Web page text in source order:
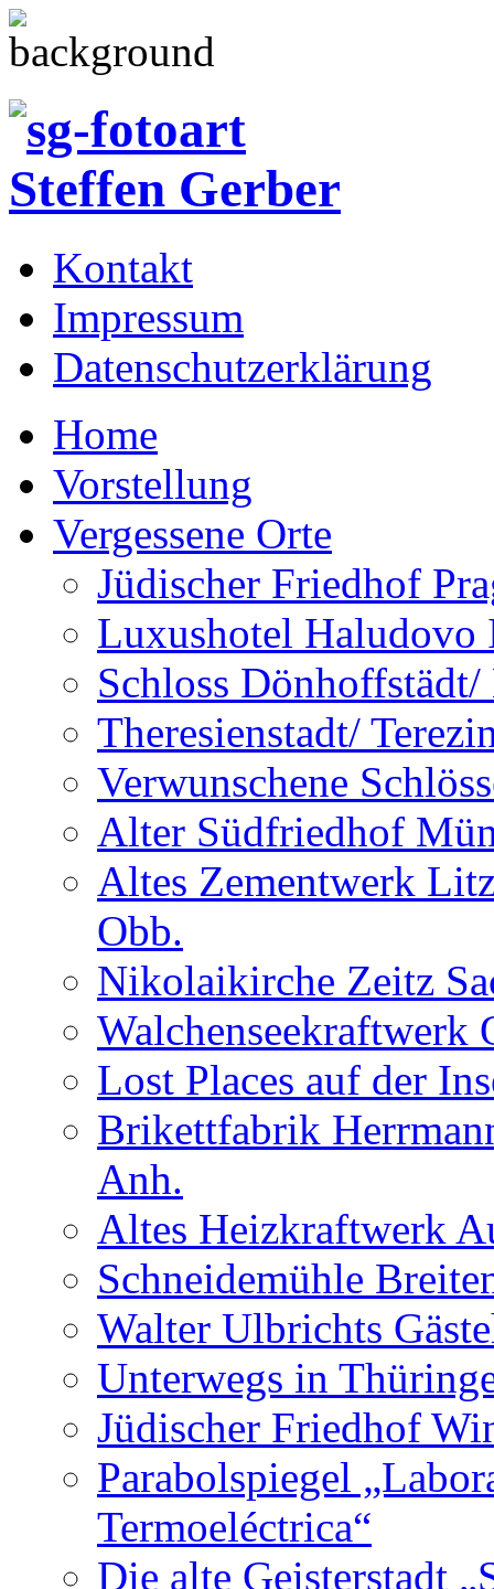
Kontakt
Impressum
Datenschutzerklärung
Home
Vorstellung
Vergessene Orte
Jüdischer Friedhof
Luxushotel
Schloss Dönhoffstädt/
Theresienstadt/
Verwunschene
Alter Südfriedhof
Altes Zementwerk
Obb.
Nikolaikirche Zeitz
Walchenseekraftwerk
Lost Places auf der
Brikettfabrik
Anh.
Altes Heizkraftwerk
Schneidemühle
Walter Ulbrichts
Unterwegs in
Jüdischer Friedhof
Parabolspiegel
Termoeléctrica“
Die alte Geisterstadt